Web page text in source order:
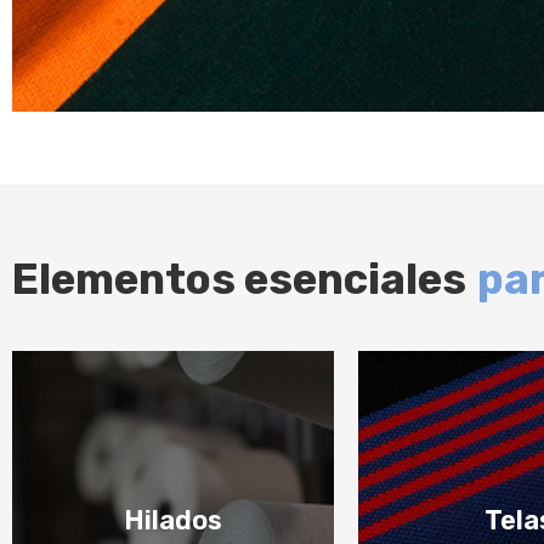
Elementos esenciales
Hilados
1 2